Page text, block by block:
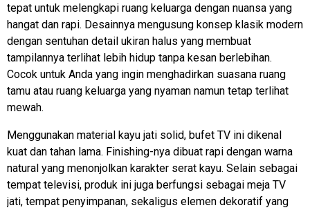
tepat untuk melengkapi ruang keluarga dengan nuansa yang
hangat dan rapi. Desainnya mengusung konsep klasik modern
dengan sentuhan detail ukiran halus yang membuat
tampilannya terlihat lebih hidup tanpa kesan berlebihan.
Cocok untuk Anda yang ingin menghadirkan suasana ruang
tamu atau ruang keluarga yang nyaman namun tetap terlihat
mewah.
Menggunakan material kayu jati solid, bufet TV ini dikenal
kuat dan tahan lama. Finishing-nya dibuat rapi dengan warna
natural yang menonjolkan karakter serat kayu. Selain sebagai
tempat televisi, produk ini juga berfungsi sebagai meja TV
jati, tempat penyimpanan, sekaligus elemen dekoratif yang